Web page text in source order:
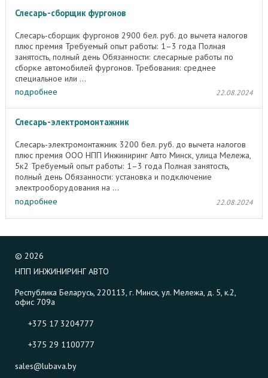
Слесарь-сборщик фургонов
Слесарь-сборщик фургонов 2900 бел. руб. до вычета налогов
плюс премия Требуемый опыт работы: 1–3 года Полная
занятость, полный день Обязанности: слесарные работы по
сборке автомобилей фургонов. Требования: среднее
специальное или ...
подробнее
22.08.2024
Слесарь-электромонтажник
Слесарь-электромонтажник 3200 бел. руб. до вычета налогов
плюс премия ООО НПП Инжиниринг Авто Минск, улица Мележа,
5к2 Требуемый опыт работы: 1–3 года Полная занятость,
полный день Обязанности: установка и подключение
электрооборудования на ...
подробнее
22.08.2024
© 2026
НПП ИНЖИНИРИНГ АВТО
Республика Беларусь, 220113, г. Минск, ул. Мележа, д. 5, к.2,
офис 709а
+375 17 3204777
+375 29 1100777
sales@lubava.by